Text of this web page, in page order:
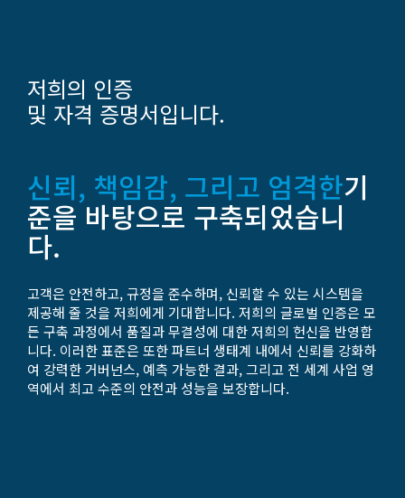
저희의 인증
및 자격 증명서입니다.
신뢰, 책임감, 그리고 엄격한기
준을 바탕으로 구축되었습니
다.
고객은 안전하고, 규정을 준수하며, 신뢰할 수 있는 시스템을
제공해 줄 것을 저희에게 기대합니다. 저희의 글로벌 인증은 모
든 구축 과정에서 품질과 무결성에 대한 저희의 헌신을 반영합
니다. 이러한 표준은 또한 파트너 생태계 내에서 신뢰를 강화하
여 강력한 거버넌스, 예측 가능한 결과, 그리고 전 세계 사업 영
역에서 최고 수준의 안전과 성능을 보장합니다.